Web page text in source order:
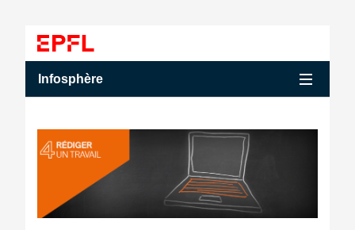
Accéder au contenu
Accéder au menu principal
Accéder à la recherche
Accéder au contenu
Accéder au menu principal
Infosphère